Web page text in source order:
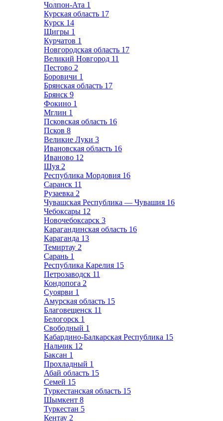
Чолпон-Ата 1
Курская область 17
Курск 14
Щигры 1
Курчатов 1
Новгородская область 17
Великий Новгород 11
Пестово 2
Боровичи 1
Брянская область 17
Брянск 9
Фокино 1
Мглин 1
Псковская область 16
Псков 8
Великие Луки 3
Ивановская область 16
Иваново 12
Шуя 2
Республика Мордовия 16
Саранск 11
Рузаевка 2
Чувашская Республика — Чувашия 16
Чебоксары 12
Новочебоксарск 3
Карагандинская область 16
Караганда 13
Темиртау 2
Сарань 1
Республика Карелия 15
Петрозаводск 11
Кондопога 2
Суоярви 1
Амурская область 15
Благовещенск 11
Белогорск 1
Свободный 1
Кабардино-Балкарская Республика 15
Нальчик 12
Баксан 1
Прохладный 1
Абай область 15
Семей 15
Туркестанская область 15
Шымкент 8
Туркестан 5
Кентау 2